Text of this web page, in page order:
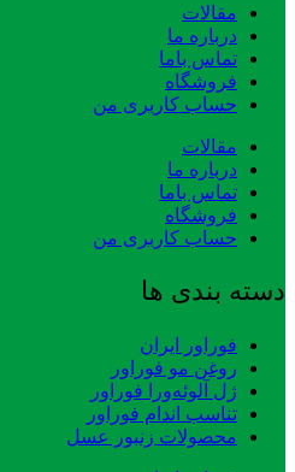
مقالات
درباره ما
تماس باما
فروشگاه
حساب کاربری من
مقالات
درباره ما
تماس باما
فروشگاه
حساب کاربری من
دسته بندی ها
فوراور ایران
روغن مو فوراور
ژل آلوئه‌ورا فوراور
تناسب اندام فوراور
محصولات زنبور عسل